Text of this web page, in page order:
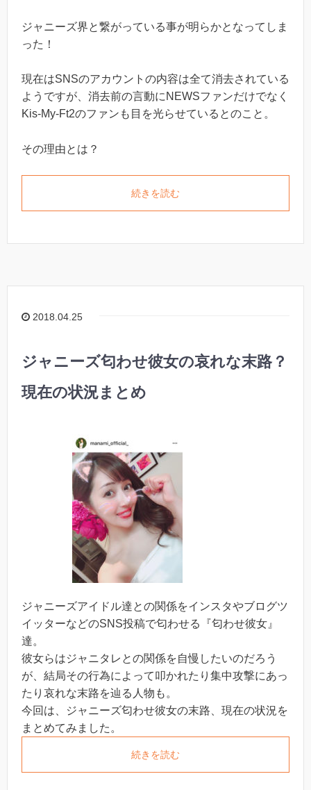
ジャニーズ界と繋がっている事が明らかとなってしま
った！
現在はSNSのアカウントの内容は全て消去されている
ようですが、消去前の言動にNEWSファンだけでなく
Kis-My-Ft2のファンも目を光らせているとのこと。
その理由とは？
続きを読む
2018.04.25
ジャニーズ匂わせ彼女の哀れな末路？
現在の状況まとめ
ジャニーズアイドル達との関係をインスタやブログツ
イッターなどのSNS投稿で匂わせる『匂わせ彼女』
達。
彼女らはジャニタレとの関係を自慢したいのだろう
が、結局その行為によって叩かれたり集中攻撃にあっ
たり哀れな末路を辿る人物も。
今回は、ジャニーズ匂わせ彼女の末路、現在の状況を
まとめてみました。
続きを読む